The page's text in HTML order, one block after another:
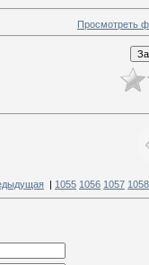
Просмотреть
1055 1056 1057 1058